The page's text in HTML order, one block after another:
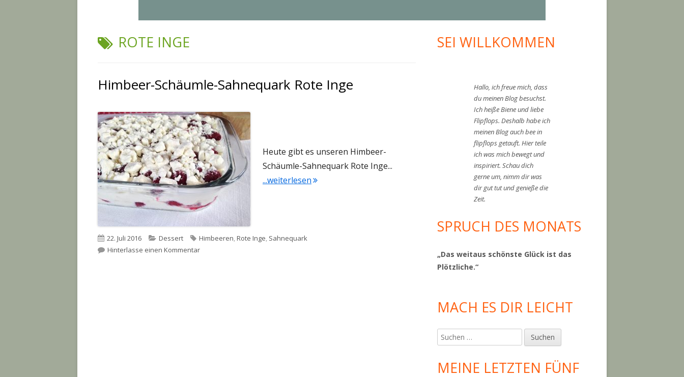
MUFFINS JUBILÄUM
WEIHNACHTEN
SCHLAGWORT:
ROTE INGE
Himbeer-Schäumle-Sahnequark Rote Inge
Heute gibt es unseren Himbeer-
Schäumle-Sahnequark Rote Inge...
...weiterlesen"Himbeer-Schäumle-Sahnequark Rote Inge"
Veröffentlicht
am
22. Juli 2016 Kategorien
Dessert Schlagwörter
Himbeeren,Rote Inge, Sahnequark
Hinterlasse einen Kommentarzu Himbeer-Schäumle-Sahnequark Rote Inge
Haupt-
SEI WILLKOMMEN
Hallo, ich freue mich, dass
du meinen Blog besuchst.
Ich heiße Biene und liebe
Flipflops. Deshalb habe ich
meinen Blog auch bee in
flipflops getauft. Hier teile
ich was mich bewegt und
inspiriert. Schau dich
gerne um, nimm dir was
dir gut tut und genieße die
Zeit.
SPRUCH DES MONATS
„Das weitaus schönste Glück ist das
Plötzliche.“
MACH ES DIR LEICHT
Suchen
nach:
MEINE LETZTEN FÜNF